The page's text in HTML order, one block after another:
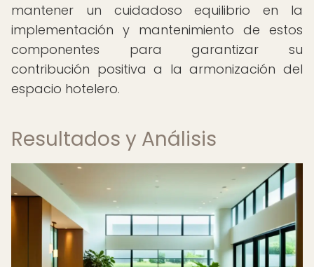
mantener un cuidadoso equilibrio en la
implementación y mantenimiento de estos
componentes para garantizar su
contribución positiva a la armonización del
espacio hotelero.
Resultados y Análisis